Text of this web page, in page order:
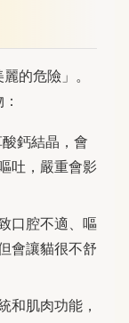
的危險」。
鈣結晶，會
吐，嚴重會影
口腔不適、嘔
會讓貓很不舒
和肌肉功能，